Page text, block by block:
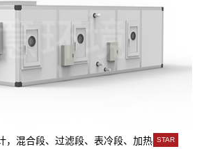
度大，可承受高水压，超高层建筑使用。
，混合段、过滤段、表冷段、加热段、加湿
STAR